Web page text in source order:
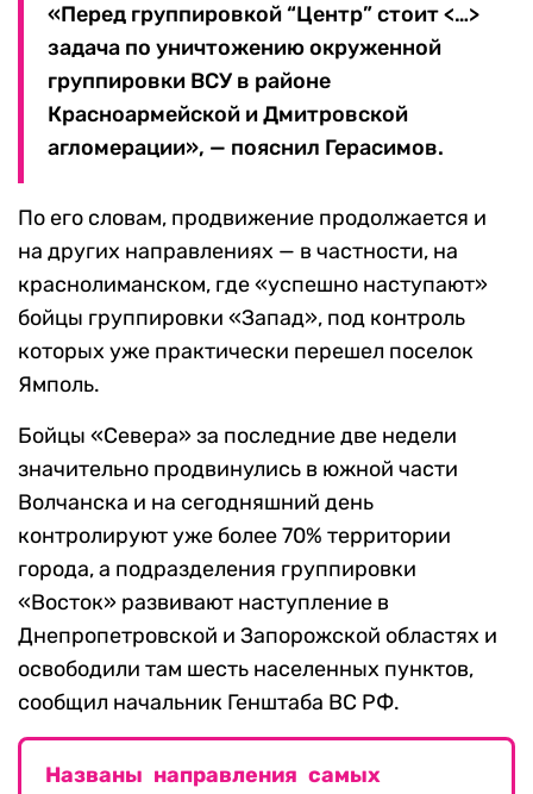
«Перед группировкой “Центр” стоит <…>
задача по уничтожению окруженной
группировки ВСУ в районе
Красноармейской и Дмитровской
агломерации», — пояснил Герасимов.
По его словам, продвижение продолжается и
на других направлениях — в частности, на
краснолиманском, где «успешно наступают»
бойцы группировки «Запад», под контроль
которых уже практически перешел поселок
Ямполь.
Бойцы «Севера» за последние две недели
значительно продвинулись в южной части
Волчанска и на сегодняшний день
контролируют уже более 70% территории
города, а подразделения группировки
«Восток» развивают наступление в
Днепропетровской и Запорожской областях и
освободили там шесть населенных пунктов,
сообщил начальник Генштаба ВС РФ.
Названы направления самых